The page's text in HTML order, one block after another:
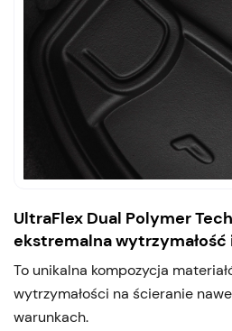
UltraFlex Dual Polymer
ekstremalna wytrzymałość
To unikalna kompozycja
wytrzymałości na ścieranie
warunkach.